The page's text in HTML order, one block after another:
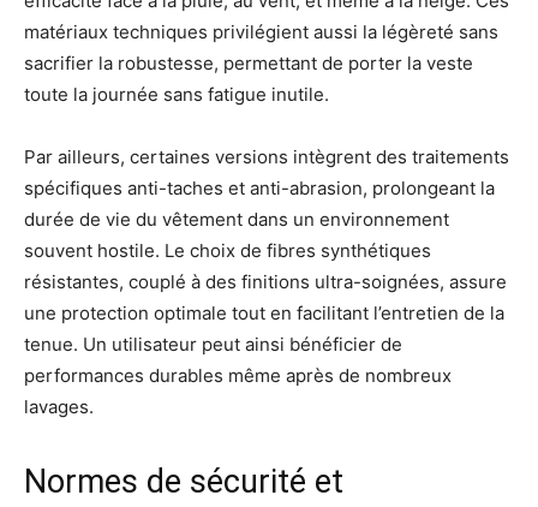
matériaux techniques privilégient aussi la légèreté sans
sacrifier la robustesse, permettant de porter la veste
toute la journée sans fatigue inutile.
Par ailleurs, certaines versions intègrent des traitements
spécifiques anti-taches et anti-abrasion, prolongeant la
durée de vie du vêtement dans un environnement
souvent hostile. Le choix de fibres synthétiques
résistantes, couplé à des finitions ultra-soignées, assure
une protection optimale tout en facilitant l’entretien de la
tenue. Un utilisateur peut ainsi bénéficier de
performances durables même après de nombreux
lavages.
Normes de sécurité et